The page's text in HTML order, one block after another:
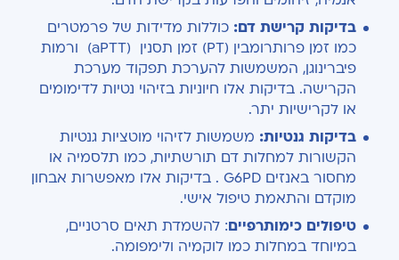
בדיקות קרישת דם: כוללות מדידות של פרמטרים
כמו זמן פרותרומבין (PT) זמן תסנין (aPTT) ורמות
פיברינוגן, המשמשות להערכת תפקוד מערכת
הקרישה. בדיקות אלו חיוניות בזיהוי נטיות לדימומים
או לקרישיות יתר.
בדיקות גנטיות: משמשות לזיהוי מוטציות גנטיות
הקשורות למחלות דם תורשתיות, כמו תלסמיה או
מחסור באנזים G6PD . בדיקות אלו מאפשרות אבחון
מוקדם והתאמת טיפול אישי.
טיפולים כימותרפיים: להשמדת תאים סרטניים,
במיוחד במחלות כמו לוקמיה ולימפומה.